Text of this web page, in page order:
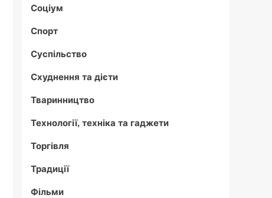
Соціум
Спорт
Суспільство
Схуднення та дієти
Тваринництво
Технології, техніка та гаджети
Торгівля
Традиції
Фільми